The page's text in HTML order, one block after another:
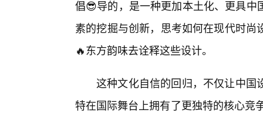
倡😎导的，是一种更加本土化、更具
素的挖掘与创新，思考如何在现代时
🔥东方韵味去诠释这些设计。
这种文化自信的回归，不仅让中国
特在国际舞台上拥有了更独特的核心竞